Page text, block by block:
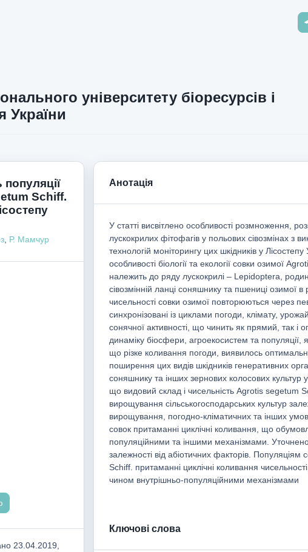
університету біоресурсів і
України
Schiff.
Р. Мамчур
23.04.2019,
Анотація
У статті висвітлено особливості розмноження,
лускокрилих фітофагів у польових сівозмінах з
технологій моніторингу цих шкідників у
особливості біології та екології совки озимої
належить до ряду лускокрилі – Lepidoptera,
сівозмінній ланці соняшнику та пшениці озимої в
чисельності совки озимої повторюються через
синхронізовані із циклами погоди, клімату,
сонячної активності, що чинить як прямий, так і
динаміку біосфери, агроекосистем та популяції,
що різке коливання погоди, виявилось
поширення цих видів шкідників генеративних
соняшнику та інших зернових колосових культур
що видовий склад і чисельність Agrotis segetum
вирощування сільськогосподарських культур
вирощування, погодно-кліматичних та інших
совок притаманні циклічні коливання, що
популяційними та іншими механізмами.
залежності від абіотичних факторів.
Schiff. притаманні циклічні коливання
чином внутрішньо-популяційними механізмами
Ключові слова